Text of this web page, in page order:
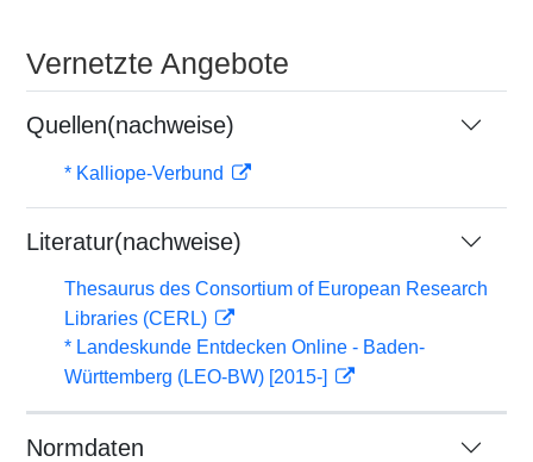
Vernetzte Angebote
Quellen(nachweise)
* Kalliope-Verbund
Literatur(nachweise)
Thesaurus des Consortium of European Research
Libraries (CERL)
* Landeskunde Entdecken Online - Baden-
Württemberg (LEO-BW) [2015-]
Normdaten